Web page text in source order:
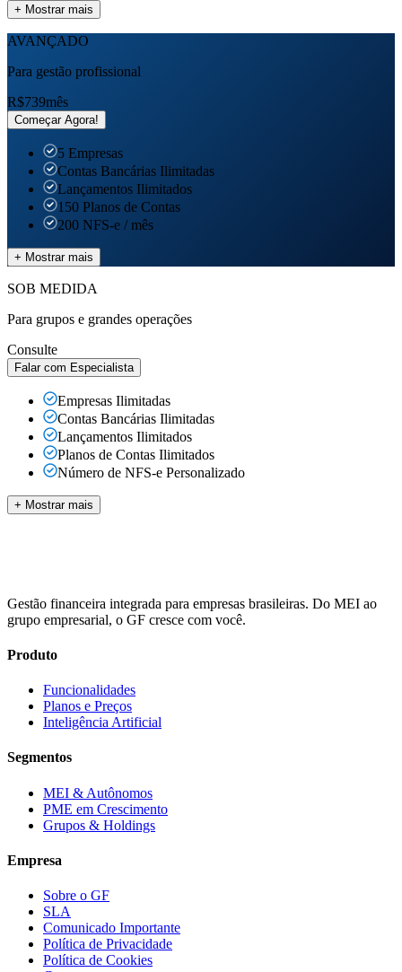
+ Mostrar mais
AVANÇADO
Para gestão profissional
R$739mês
Começar Agora!
5 Empresas
Contas Bancárias Ilimitadas
Lançamentos Ilimitados
150 Planos de Contas
200 NFS-e / mês
+ Mostrar mais
SOB MEDIDA
Para grupos e grandes operações
Consulte
Falar com Especialista
Empresas Ilimitadas
Contas Bancárias Ilimitadas
Lançamentos Ilimitados
Planos de Contas Ilimitados
Número de NFS-e Personalizado
+ Mostrar mais
Gestão financeira integrada para empresas brasileiras. Do MEI ao
grupo empresarial, o GF cresce com você.
Produto
Funcionalidades
Planos e Preços
Inteligência Artificial
Segmentos
MEI & Autônomos
PME em Crescimento
Grupos & Holdings
Empresa
Sobre o GF
SLA
Comunicado Importante
Política de Privacidade
Política de Cookies